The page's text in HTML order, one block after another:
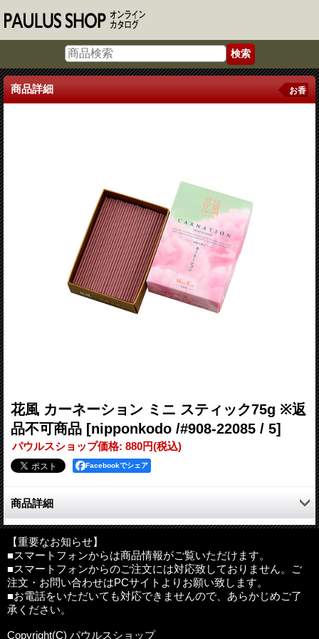
商品詳細 お香
花風 カーネーション ミニ スティック75g ※返
品不可商品 [nipponkodo /#908-22085 / 5]
パウルスショップ価格: 880円(税込)
Facebookでシェア
商品詳細
贈り物として古より世界中で親しまれてきたカーネーションの明
るく落ち着いたシルキーフローラルの香りです。
小さな香炉でも使いやすい短いサイズ。
＜煙の少ないお線香＞
煙が少なく、換気がしづらいお部屋でも使いやすいお線香です。
かぐわしい香りでありながら、煙はほんのり。
日々の暮らしにやさしく寄り添うような使い心地です。
【重要なお知らせ】
■スマートフォンからは商品情報がご覧いただけます。
■スマートフォンからのご注文には対応致しておりません。ご
注文・お問い合わせはPCサイトよりお願い致します。
■お電話をいただいても対応できませんので、あらかじめご了
承ください。
Copyright(C) パウルスショップ